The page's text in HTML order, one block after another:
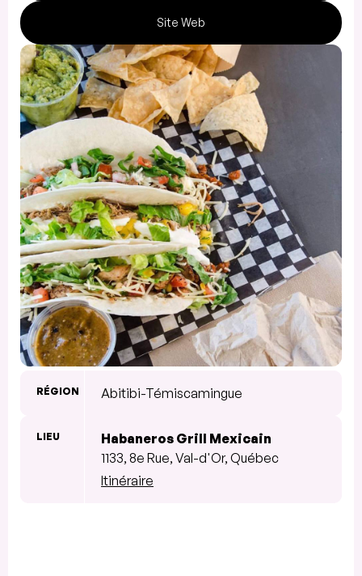
Site Web
RÉGION Abitibi-Témiscamingue
LIEU
Habaneros Grill Mexicain
1133, 8e Rue, Val-d'Or, Québec
Itinéraire